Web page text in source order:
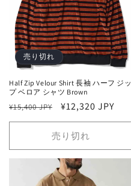
売り切れ
Half Zip Velour Shirt 長袖 ハーフ ジッ
プ ベロア シャツ Brown
通
常
格
¥15,400 JPY
セ
ー
ル
価
格
¥12,320 JPY
売り切れ